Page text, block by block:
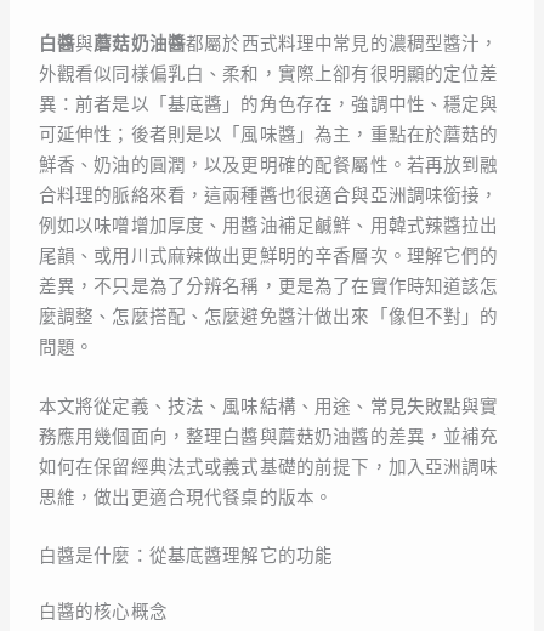
白醬與蘑菇奶油醬都屬於西式料理中常見的濃稠型醬汁，
外觀看似同樣偏乳白、柔和，實際上卻有很明顯的定位差
異：前者是以「基底醬」的角色存在，強調中性、穩定與
可延伸性；後者則是以「風味醬」為主，重點在於蘑菇的
鮮香、奶油的圓潤，以及更明確的配餐屬性。若再放到融
合料理的脈絡來看，這兩種醬也很適合與亞洲調味銜接，
例如以味噌增加厚度、用醬油補足鹹鮮、用韓式辣醬拉出
尾韻、或用川式麻辣做出更鮮明的辛香層次。理解它們的
差異，不只是為了分辨名稱，更是為了在實作時知道該怎
麼調整、怎麼搭配、怎麼避免醬汁做出來「像但不對」的
問題。
本文將從定義、技法、風味結構、用途、常見失敗點與實
務應用幾個面向，整理白醬與蘑菇奶油醬的差異，並補充
如何在保留經典法式或義式基礎的前提下，加入亞洲調味
思維，做出更適合現代餐桌的版本。
白醬是什麼：從基底醬理解它的功能
白醬的核心概念